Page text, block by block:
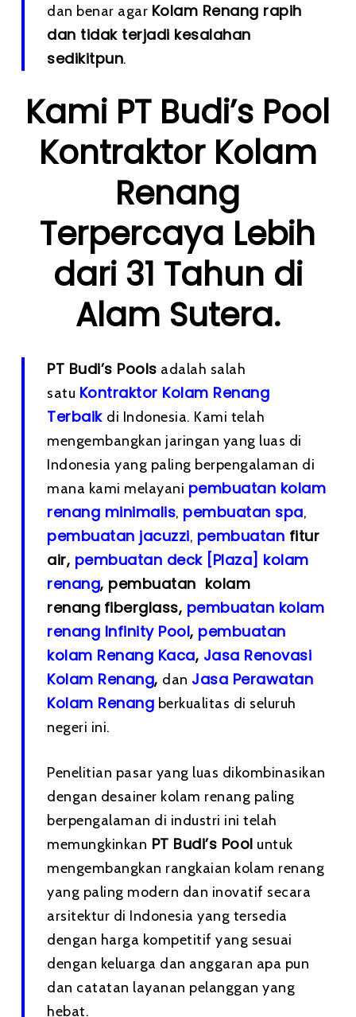
dan benar agar Kolam Renang rapih
dan tidak terjadi kesalahan
sedikitpun.
Kami PT Budi’s Pool
Kontraktor Kolam
Renang
Terpercaya Lebih
dari 31 Tahun di
Alam Sutera.
PT Budi’s Pools adalah salah
satu Kontraktor Kolam Renang
Terbaik di Indonesia. Kami telah
mengembangkan jaringan yang luas di
Indonesia yang paling berpengalaman di
mana kami melayani pembuatan kolam
renang minimalis, pembuatan spa,
pembuatan jacuzzi, pembuatan fitur
air, pembuatan deck [Plaza] kolam
renang, pembuatan kolam
renang fiberglass, pembuatan kolam
renang Infinity Pool, pembuatan
kolam Renang Kaca, Jasa Renovasi
Kolam Renang, dan Jasa Perawatan
Kolam Renang berkualitas di seluruh
negeri ini.
Penelitian pasar yang luas dikombinasikan
dengan desainer kolam renang paling
berpengalaman di industri ini telah
memungkinkan PT Budi’s Pool untuk
mengembangkan rangkaian kolam renang
yang paling modern dan inovatif secara
arsitektur di Indonesia yang tersedia
dengan harga kompetitif yang sesuai
dengan keluarga dan anggaran apa pun
dan catatan layanan pelanggan yang
hebat.